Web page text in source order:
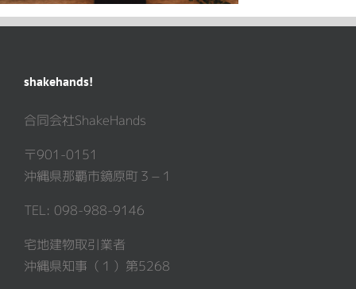
shakehands!
合同会社ShakeHands
〒901-0151
沖縄県那覇市鏡原町３−１
TEL: 098-988-9146
宅地建物取引業者
沖縄県知事（１）第5268